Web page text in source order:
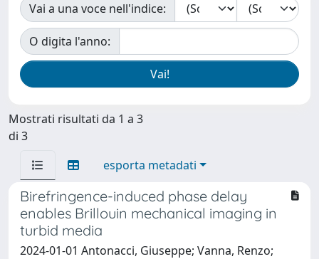
Vai a una voce nell'indice:
O digita l'anno:
Mostrati risultati da 1 a 3
di 3
esporta metadati
Birefringence-induced phase delay
enables Brillouin mechanical imaging in
turbid media
2024-01-01 Antonacci, Giuseppe; Vanna, Renzo;